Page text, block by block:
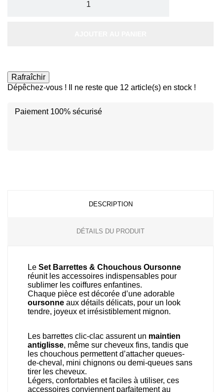
Dépêchez-vous ! Il ne reste que 12 article(s) en stock !
Paiement 100% sécurisé
DESCRIPTION
DÉTAILS DU PRODUIT
Le Set Barrettes & Chouchous Oursonne
réunit les accessoires indispensables pour
sublimer les coiffures enfantines.
Chaque pièce est décorée d’une adorable
oursonne aux détails délicats, pour un look
tendre, joyeux et irrésistiblement mignon.
Les barrettes clic-clac assurent un maintien
antiglisse, même sur cheveux fins, tandis que
les chouchous permettent d’attacher queues-
de-cheval, mini chignons ou demi-queues sans
tirer les cheveux.
Légers, confortables et faciles à utiliser, ces
accessoires conviennent parfaitement au